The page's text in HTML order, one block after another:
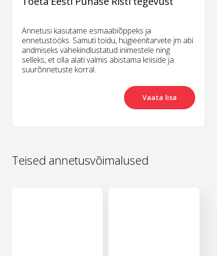
Annetusi kasutame esmaabiõppeks ja
ennetustööks. Samuti toidu, hügieenitarvete jm abi
andmiseks vähekindlustatud inimestele ning
selleks, et olla alati valmis abistama kriiside ja
suurõnnetuste korral.
Vaata lisa
Teised annetusvõimalused